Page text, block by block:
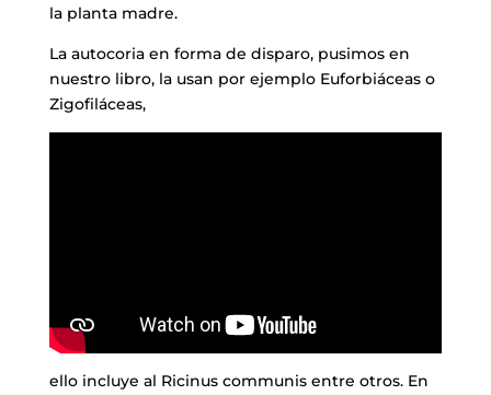
la planta madre.
La autocoria en forma de disparo, pusimos en
nuestro libro, la usan por ejemplo Euforbiáceas o
Zigofiláceas,
ello incluye al Ricinus communis entre otros. En